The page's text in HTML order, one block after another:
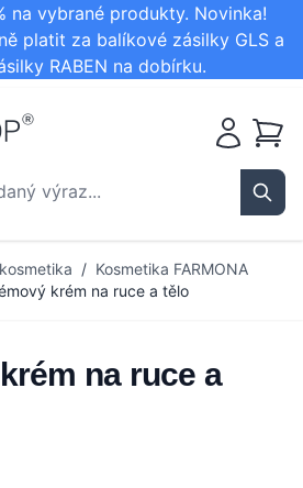
na vybrané produkty. Novinka!
platit za balíkové zásilky GLS a
RABEN na dobírku.
výraz...
Košík
/ Kosmetika FARMONA
krém na ruce a tělo
na ruce a